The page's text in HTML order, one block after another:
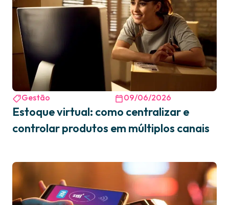
Gestão 09/06/2026
Estoque virtual: como centralizar e
controlar produtos em múltiplos canais